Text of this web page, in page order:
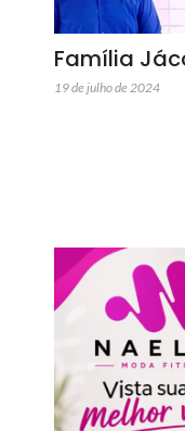
Família
19 de julho de 2024